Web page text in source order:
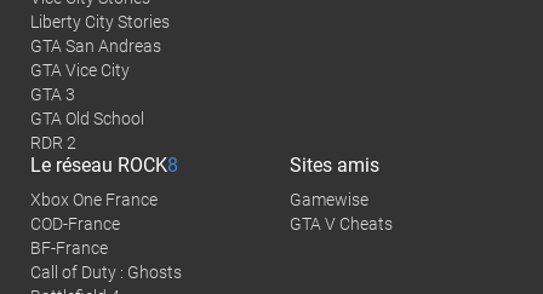
Liberty City Stories
GTA San Andreas
GTA Vice City
GTA 3
GTA Old School
RDR 2
Le réseau ROCK8
Xbox One France
COD-France
BF-France
Call of Duty : Ghosts
Sites amis
Gamewise
GTA V Cheats